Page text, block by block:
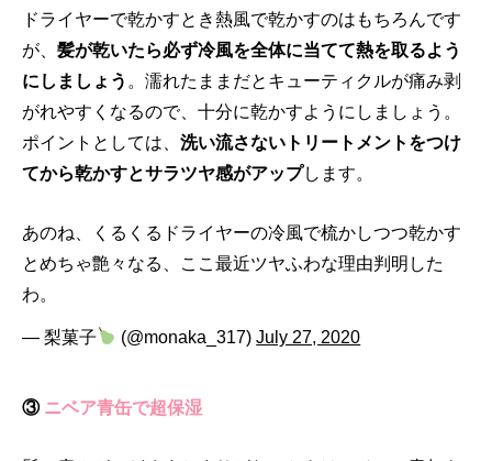
ドライヤーで乾かすとき熱風で乾かすのはもちろんです
が、 髪が乾いたら必ず冷風を全体に当てて熱を取るよう
にしましょう 。濡れたままだとキューティクルが痛み剥
がれやすくなるので、十分に乾かすようにしましょう。
ポイントとしては、 洗い流さないトリートメントをつけ
てから乾かすとサラツヤ感がアップします。
あのね、くるくるドライヤーの冷風で梳かしつつ乾かす
とめちゃ艶々なる、ここ最近ツヤふわな理由判明した
わ。
— 梨菓子 (@monaka_317)July 27, 2020
③ ニベア青缶で超保湿